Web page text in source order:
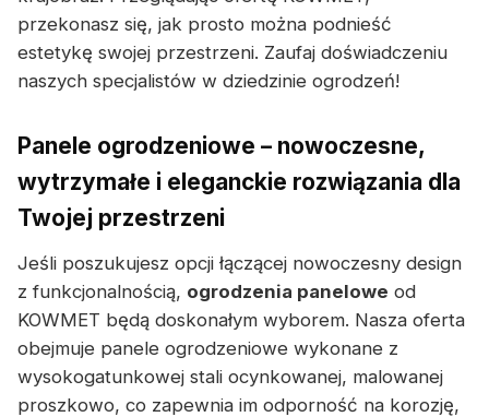
przekonasz się, jak prosto można podnieść
estetykę swojej przestrzeni. Zaufaj doświadczeniu
naszych specjalistów w dziedzinie ogrodzeń!
Panele ogrodzeniowe – nowoczesne,
wytrzymałe i eleganckie rozwiązania dla
Twojej przestrzeni
Jeśli poszukujesz opcji łączącej nowoczesny design
z funkcjonalnością, ogrodzenia panelowe od
KOWMET będą doskonałym wyborem. Nasza oferta
obejmuje panele ogrodzeniowe wykonane z
wysokogatunkowej stali ocynkowanej, malowanej
proszkowo, co zapewnia im odporność na korozję,